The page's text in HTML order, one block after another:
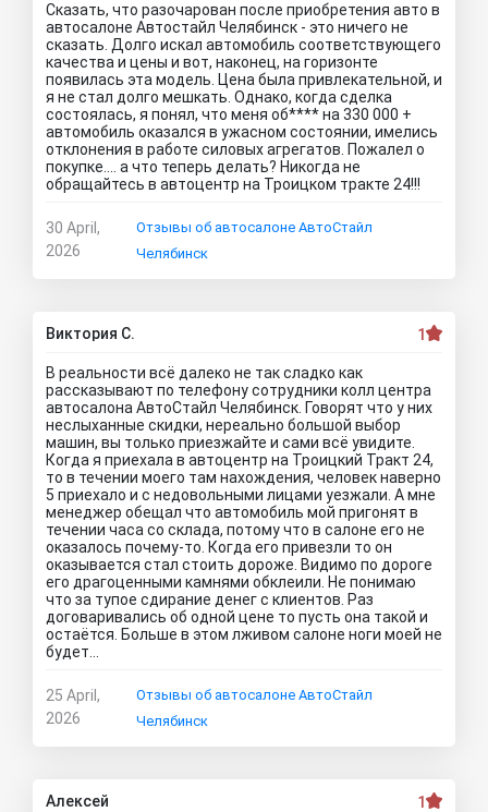
Сказать, что разочарован после приобретения авто в
автосалоне Автостайл Челябинск - это ничего не
сказать. Долго искал автомобиль соответствующего
качества и цены и вот, наконец, на горизонте
появилась эта модель. Цена была привлекательной, и
я не стал долго мешкать. Однако, когда сделка
состоялась, я понял, что меня об**** на 330 000 +
автомобиль оказался в ужасном состоянии, имелись
отклонения в работе силовых агрегатов. Пожалел о
покупке.... а что теперь делать? Никогда не
обращайтесь в автоцентр на Троицком тракте 24!!!
30 April,
2026
Отзывы об автосалоне АвтоСтайл
Челябинск
Виктория С. 1
В реальности всё далеко не так сладко как
рассказывают по телефону сотрудники колл центра
автосалона АвтоСтайл Челябинск. Говорят что у них
неслыханные скидки, нереально большой выбор
машин, вы только приезжайте и сами всё увидите.
Когда я приехала в автоцентр на Троицкий Тракт 24,
то в течении моего там нахождения, человек наверно
5 приехало и с недовольными лицами уезжали. А мне
менеджер обещал что автомобиль мой пригонят в
течении часа со склада, потому что в салоне его не
оказалось почему-то. Когда его привезли то он
оказывается стал стоить дороже. Видимо по дороге
его драгоценными камнями обклеили. Не понимаю
что за тупое сдирание денег с клиентов. Раз
договаривались об одной цене то пусть она такой и
остаётся. Больше в этом лживом салоне ноги моей не
будет…
25 April,
2026
Отзывы об автосалоне АвтоСтайл
Челябинск
Алексей 1